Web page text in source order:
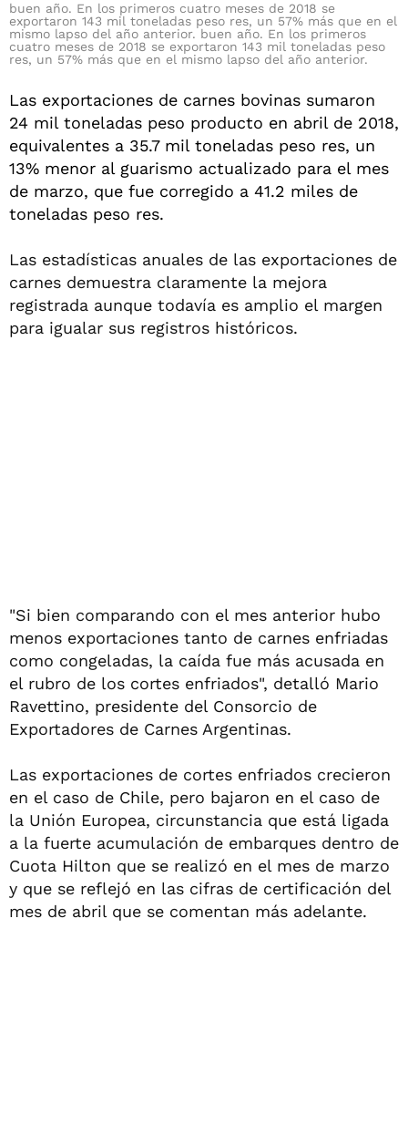
buen año. En los primeros cuatro meses de 2018 se
exportaron 143 mil toneladas peso res, un 57% más que en el
mismo lapso del año anterior. buen año. En los primeros
cuatro meses de 2018 se exportaron 143 mil toneladas peso
res, un 57% más que en el mismo lapso del año anterior.
Las exportaciones de carnes bovinas sumaron
24 mil toneladas peso producto en abril de 2018,
equivalentes a 35.7 mil toneladas peso res, un
13% menor al guarismo actualizado para el mes
de marzo, que fue corregido a 41.2 miles de
toneladas peso res.
Las estadísticas anuales de las exportaciones de
carnes demuestra claramente la mejora
registrada aunque todavía es amplio el margen
para igualar sus registros históricos.
"Si bien comparando con el mes anterior hubo
menos exportaciones tanto de carnes enfriadas
como congeladas, la caída fue más acusada en
el rubro de los cortes enfriados", detalló Mario
Ravettino, presidente del Consorcio de
Exportadores de Carnes Argentinas.
Las exportaciones de cortes enfriados crecieron
en el caso de Chile, pero bajaron en el caso de
la Unión Europea, circunstancia que está ligada
a la fuerte acumulación de embarques dentro de
Cuota Hilton que se realizó en el mes de marzo
y que se reflejó en las cifras de certificación del
mes de abril que se comentan más adelante.